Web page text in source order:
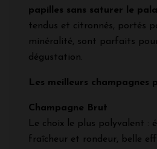
papilles sans saturer le
tendus et citronnés, portés
minéralité, sont parfaits
dégustation.
Les meilleurs champagnes
Champagne Brut
Le choix le plus polyvalent :
fraîcheur et rondeur, belle